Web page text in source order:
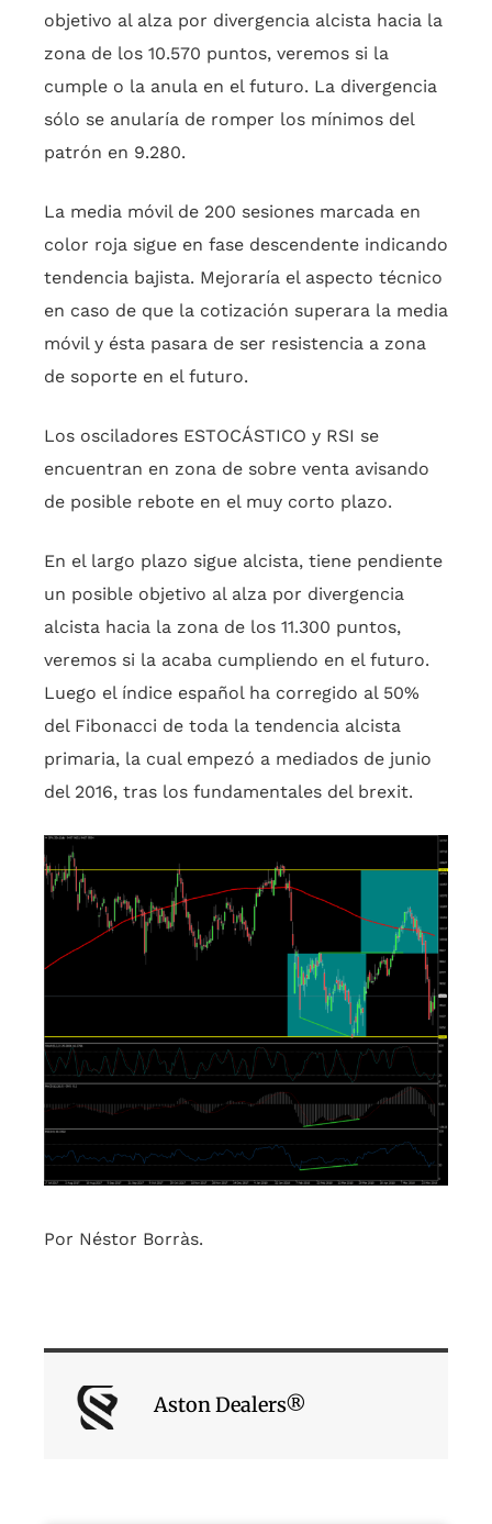
objetivo al alza por divergencia alcista hacia la
zona de los 10.570 puntos, veremos si la
cumple o la anula en el futuro. La divergencia
sólo se anularía de romper los mínimos del
patrón en 9.280.
La media móvil de 200 sesiones marcada en
color roja sigue en fase descendente indicando
tendencia bajista. Mejoraría el aspecto técnico
en caso de que la cotización superara la media
móvil y ésta pasara de ser resistencia a zona
de soporte en el futuro.
Los osciladores ESTOCÁSTICO y RSI se
encuentran en zona de sobre venta avisando
de posible rebote en el muy corto plazo.
En el largo plazo sigue alcista, tiene pendiente
un posible objetivo al alza por divergencia
alcista hacia la zona de los 11.300 puntos,
veremos si la acaba cumpliendo en el futuro.
Luego el índice español ha corregido al 50%
del Fibonacci de toda la tendencia alcista
primaria, la cual empezó a mediados de junio
del 2016, tras los fundamentales del brexit.
Por Néstor Borràs.
Aston Dealers®